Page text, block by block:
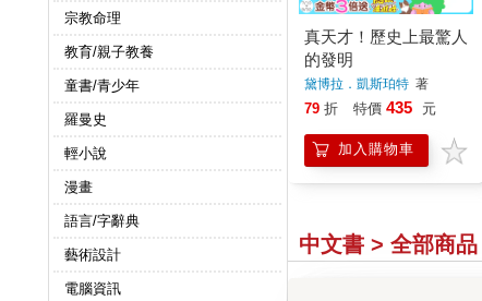
宗教命理
教育/親子教養
童書/青少年
羅曼史
輕小說
漫畫
語言/字辭典
藝術設計
電腦資訊
真天才！歷史上最驚人
的發明
黛博拉．凱斯珀特著
79 折 特價 435 元
加入購物車
中文書 > 全部商品